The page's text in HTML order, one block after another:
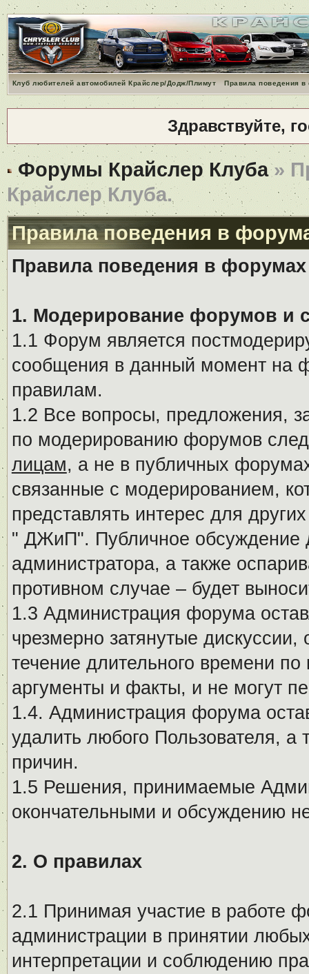
Клуб любителей автомобилей Крайслер/Додж/Плимут Правила поведения
Здравствуйте,
Форумы Крайслер Клуба»
Крайслер Клуба.
Правила поведения в
Правила поведения в
1. Модерирование форумов и
1.1 Форум является
сообщения в данный момент на
правилам.
1.2 Все вопросы, предложения,
по модерированию форумов
лицам, а не в публичных
связанные с модерированием,
представлять интерес для
" ДЖиП". Публичное обсуждение
администратора, а также
противном случае – будет
1.3 Администрация форума
чрезмерно затянутые
течение длительного времени
аргументы и факты, и не могут
1.4. Администрация форума
удалить любого Пользователя, а
причин.
1.5 Решения, принимаемые
окончательными и обсуждению
2. О правилах
2.1 Принимая участие в работе
администрации в принятии
интерпретации и соблюдению